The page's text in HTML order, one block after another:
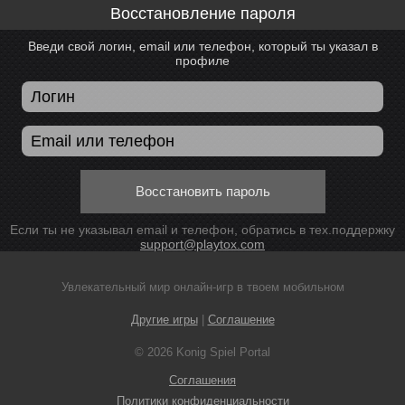
Восстановление пароля
Введи свой логин, email или телефон, который ты указал в
профиле
Восстановить пароль
Если ты не указывал email и телефон, обратись в тех.поддержку
support@playtox.com
Увлекательный мир онлайн-игр в твоем мобильном
Другие игры| Соглашение
© 2026 Konig Spiel Portal
Соглашения
Политики конфиденциальности